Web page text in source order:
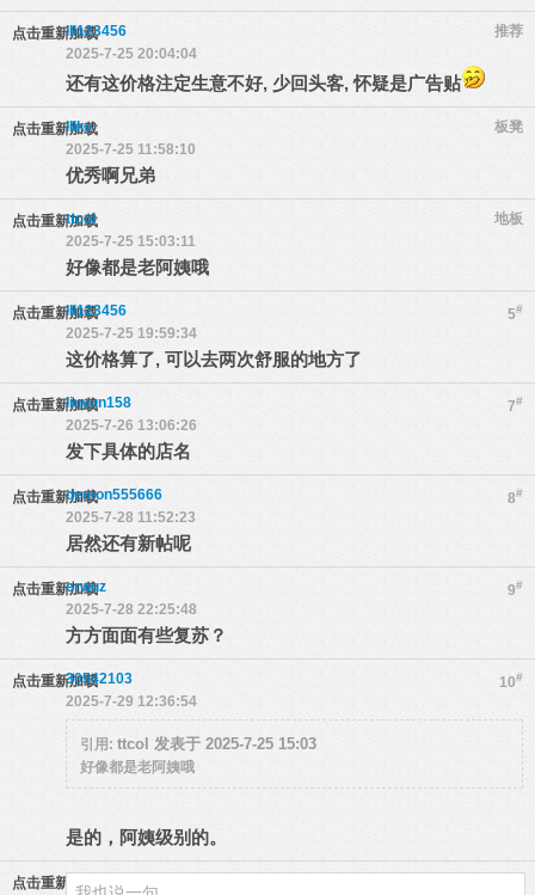
点击重新加载 推荐
lll123456
2025-7-25 20:04:04
还有这价格注定生意不好, 少回头客, 怀疑是广告贴
点击重新加载 板凳
lllkv
2025-7-25 11:58:10
优秀啊兄弟
点击重新加载 地板
ttcol
2025-7-25 15:03:11
好像都是老阿姨哦
点击重新加载 5#
lll123456
2025-7-25 19:59:34
这价格算了, 可以去两次舒服的地方了
点击重新加载 7#
liuyun158
2025-7-26 13:06:26
发下具体的店名
点击重新加载 8#
demon555666
2025-7-28 11:52:23
居然还有新帖呢
点击重新加载 9#
erwuz
2025-7-28 22:25:48
方方面面有些复苏？
点击重新加载 10#
30542103
2025-7-29 12:36:54
引用: ttcol 发表于 2025-7-25 15:03
好像都是老阿姨哦
是的，阿姨级别的。
点击重新加载